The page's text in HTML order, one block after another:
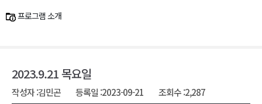
프로그램 소개
2023.9.21 목요일
작성자 :김민곤 등록일 :2023-09-21 조회수 :2,287